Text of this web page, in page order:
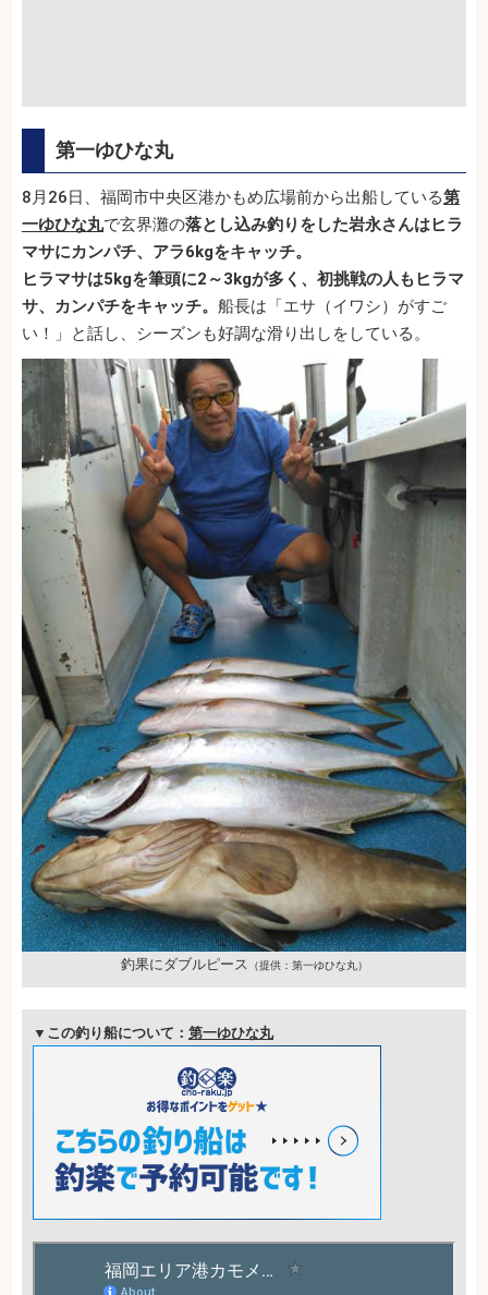
第一ゆひな丸
8月26日、福岡市中央区港かもめ広場前から出船している第
一ゆひな丸で玄界灘の落とし込み釣りをした岩永さんはヒラ
マサにカンパチ、アラ6kgをキャッチ。
ヒラマサは5kgを筆頭に2～3kgが多く、初挑戦の人もヒラマ
サ、カンパチをキャッチ。 船長は「エサ（イワシ）がすご
い！」と話し、シーズンも好調な滑り出しをしている。
釣果にダブルピース （提供：第一ゆひな丸）
▼この釣り船について： 第一ゆひな丸